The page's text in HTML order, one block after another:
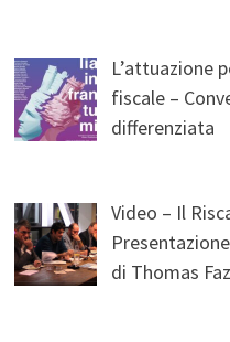
L’attuazione
fiscale –
differenziata
Video – Il
di Thomas